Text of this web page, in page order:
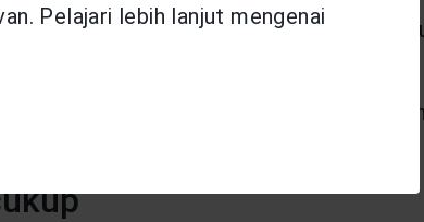
tubuh. Kedua zat ini memiliki berbagai
makanan yang kamu makan.
bisa mendapatkan asupan
kepada dokter.
Pelajari lebih lanjut mengenai